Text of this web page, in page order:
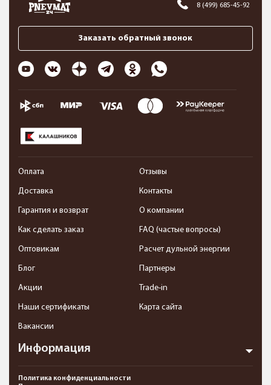
8 (499) 685-45-92
Заказать обратный звонок
Информация
Оплата
Доставка
Гарантия и возврат
Как сделать заказ
Оптовикам
Блог
Акции
Наши сертификаты
Вакансии
Отзывы
Контакты
О компании
FAQ (частые вопросы)
Расчет дульной энергии
Партнеры
Trade-in
Карта сайта
Политика конфиденциальности